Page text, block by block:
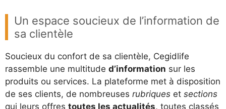
Un espace soucieux de l’information de
sa clientèle
Soucieux du confort de sa clientèle, Cegidlife
rassemble une multitude d’information sur les
produits ou services. La plateforme met à disposition
de ses clients, de nombreuses rubriques et sections
qui leurs offres toutes les actualités, toutes classés